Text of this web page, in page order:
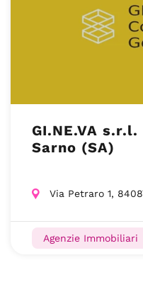
GI.NE.VA
Sarno (SA)
Via Petraro 1,
Agenzie Immobiliari